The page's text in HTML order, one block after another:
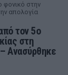
φονικό στην
απολογία
τον 5ο
στη
Ανασύρθηκε